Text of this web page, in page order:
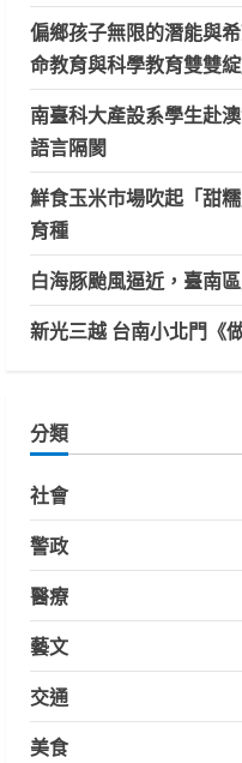
偏鄉孩子無限的潛能與
命教育與科學教育雙雙
南臺科大產設系學生赴
語言隔閡
鮮食玉米市場吹起「甜
育種
白海豚颱風逼近，臺南
新光三越 台南小北門《
分類
社會
警政
醫療
藝文
交通
美食